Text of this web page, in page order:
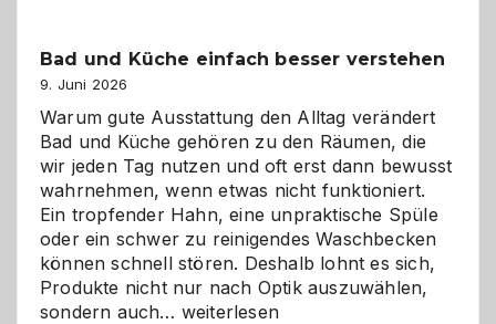
Bad und Küche einfach besser verstehen
9. Juni 2026
Warum gute Ausstattung den Alltag verändert
Bad und Küche gehören zu den Räumen, die
wir jeden Tag nutzen und oft erst dann bewusst
wahrnehmen, wenn etwas nicht funktioniert.
Ein tropfender Hahn, eine unpraktische Spüle
oder ein schwer zu reinigendes Waschbecken
können schnell stören. Deshalb lohnt es sich,
Produkte nicht nur nach Optik auszuwählen,
sondern auch… Bad
weiterlesen